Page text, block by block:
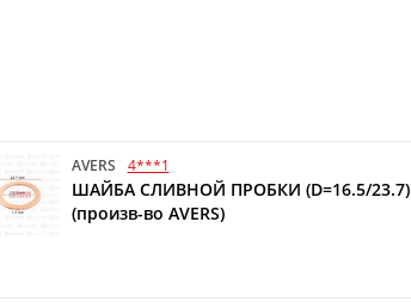
AVERS 4***1
ШАЙБА СЛИВНОЙ ПРОБКИ (D=16.5/23.7)
(произв-во AVERS)